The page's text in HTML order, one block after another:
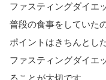
ファスティングダイエ
普段の食事をしていた
ポイントはきちんとし
ファスティングダイエ
ることが大切です。